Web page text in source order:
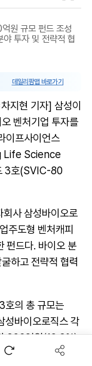
원 규모 펀드 조성
투자 및 전략적 협
데일리팜맵 바로가기
지현 기자] 삼성이
벤처기업 투자를
이프사이언스
Life Science
3호(SVIC-80
사 삼성바이오로
주도형 벤처캐피
펀드다. 바이오 분
하고 전략적 협력
호의 총 규모는
성바이오로직스 각
396억원(19.8%),
기존 1호 펀드